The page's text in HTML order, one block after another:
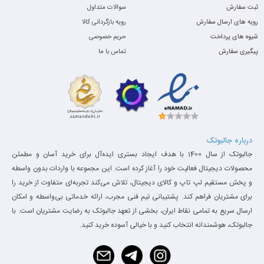
پردازنده Intel Core i5-7Y57 – کم‌مصرف و
قدرتمند
لپ‌تاپ HP Pro X2 612 G2 مجهز به پردازنده
از نسل هفتم اینتل است. این پردازنده دارای
ثبت سفارش
رویه های ارسال سفارش
شیوه های پرداخت
پیگیری سفارش
سوالات متداول
رویه بازگردانی کالا
حریم خصوصی
تماس با ما
درباره جالبوتک
جالبوتک از سال 1400 با هدف ایجاد بستری ایده‌آل برای خرید آسان و مطمئن
محصولات دیجیتال فعالیت خود را آغاز کرده است. این مجموعه با واردات بدون واسطه
و پخش مستقیم لپ تاپ و کالای دیجیتال، تلاش می‌کند تجربه‌ای متفاوت از خرید را
برای مشتریان فراهم کند. پشتیبانی تیم فنی مجرب، ارائه خدماتی بی‌واسطه و امکان
ارسال سریع به تمامی نقاط ایران، بخشی از تعهد جالبوتک به رضایت مشتریان است. با
جالبوتک، هوشمندانه انتخاب کنید و با خیالی آسوده خرید کنید.